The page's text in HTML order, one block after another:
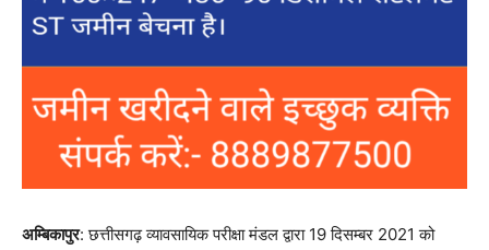
अम्बिकापुर: छत्तीसगढ़ व्यावसायिक परीक्षा मंडल द्वारा 19 दिसम्बर 2021 को